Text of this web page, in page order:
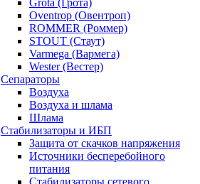
Grota (Грота)
Oventrop (Овентроп)
ROMMER (Роммер)
STOUT (Стаут)
Varmega (Вармега)
Wester (Вестер)
Сепараторы
Воздуха
Воздуха и шлама
Шлама
Стабилизаторы и ИБП
Защита от скачков напряжения
Источники бесперебойного
питания
Стабилизаторы сетевого